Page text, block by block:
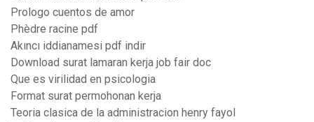
Prologo cuentos de amor
Phèdre racine pdf
Akıncı iddianamesi pdf indir
Download surat lamaran kerja job fair doc
Que es virilidad en psicologia
Format surat permohonan kerja
Teoria clasica de la administracion henry fayol